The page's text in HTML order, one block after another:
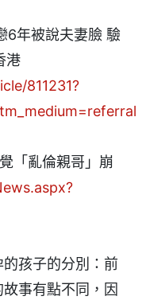
6年被說夫妻臉 驗
港
811231?
「亂倫親哥」崩
孩子的分別：前
事有點不同，因